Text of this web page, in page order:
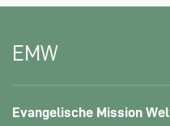
EMW
Evangelische Mission